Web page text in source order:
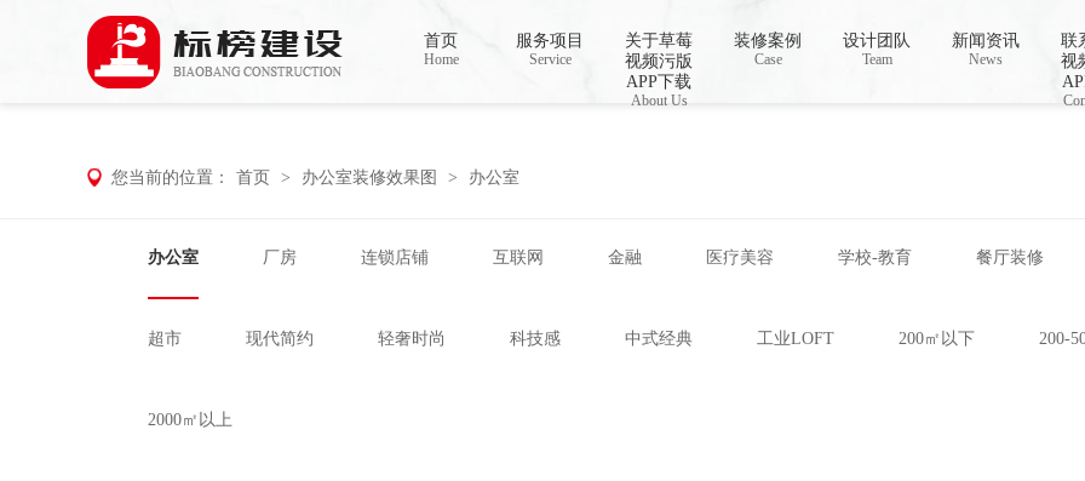
草莓视频污版APP下载,草莓视频APP在线播放,国产草莓视频在线观看,草莓视频色免
首页
Home
服务项目
Service
关于草莓
视频污版
APP下载
About Us
装修案例
Case
设计团队
Team
新闻资讯
News
联
视
您当前的位置： 首页 > 办公室装修效果图 > 办公室
办公室 厂房 连锁店铺 互联网 金融 医疗美容 学校-教育 餐厅装修
超市 现代简约 轻奢时尚 科技感 中式经典 工业LOFT 200㎡以下 200-
2000㎡以上